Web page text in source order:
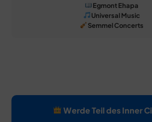
Egmont Ehapa
Universal Music
Semmel Concerts
Werde Teil des Inner